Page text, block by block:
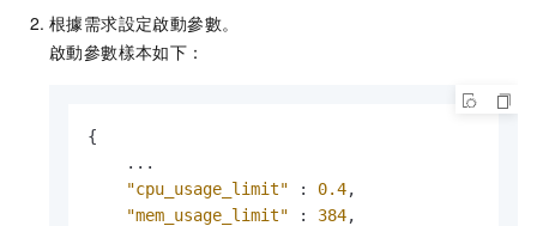
根據需求設定啟動參數。
啟動參數樣本如下：
{
    ...
"cpu_usage_limit"
: 0.4,
"mem_usage_limit"
: 384,